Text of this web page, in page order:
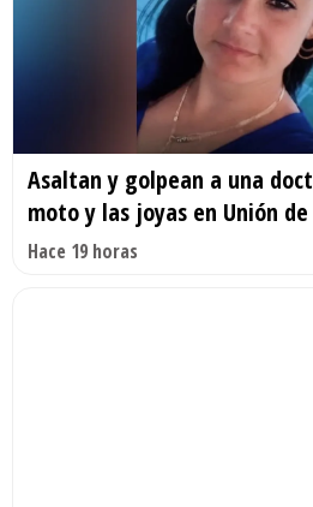
Asaltan y golpean a una
moto y las joyas en Unión de
Hace 19 horas